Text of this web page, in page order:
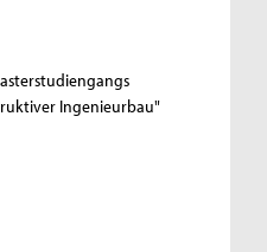
Ingenieurbau"